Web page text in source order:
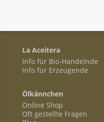
La Aceitera
Info für Bio-Handelnde
Info für Erzeugende
Ölkännchen
Online Shop
Oft gestellte Fragen